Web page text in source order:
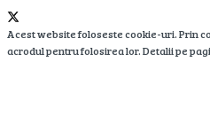
Acest website foloseste cookie-uri. Prin
acrodul pentru folosirea lor. Detalii pe